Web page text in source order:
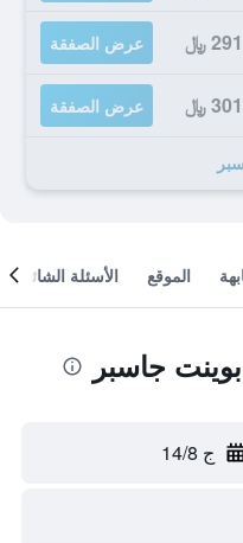
291 ﷼ عرض الصفقة
301 ﷼ عرض الصفقة
الموقع الأسئلة الشائعة
جاسبر
ج 14/8